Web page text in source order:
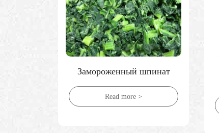
Замороженный шпинат
Read more >